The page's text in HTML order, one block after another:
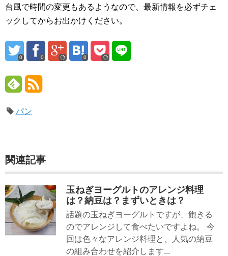
台風で時間の変更もあるようなので、最新情報を必ずチェ
ックしてからお出かけください。
0 0 0
パン
関連記事
玉ねぎヨーグルトのアレンジ料理
は？納豆は？まずいときは？
話題の玉ねぎヨーグルトですが、飽きる
のでアレンジして食べたいですよね。 今
回は色々なアレンジ料理と、人気の納豆
の組み合わせを紹介します...